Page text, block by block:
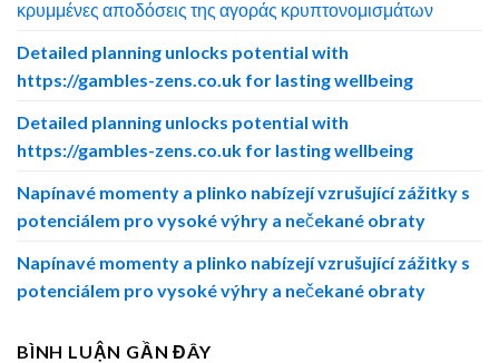
κρυμμένες αποδόσεις της αγοράς κρυπτονομισμάτων
Detailed planning unlocks potential with
https://gambles-zens.co.uk for lasting wellbeing
Detailed planning unlocks potential with
https://gambles-zens.co.uk for lasting wellbeing
Napínavé momenty a plinko nabízejí vzrušující zážitky s
potenciálem pro vysoké výhry a nečekané obraty
Napínavé momenty a plinko nabízejí vzrušující zážitky s
potenciálem pro vysoké výhry a nečekané obraty
BÌNH LUẬN GẦN ĐÂY